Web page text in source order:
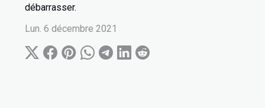
débarrasser.
Lun. 6 décembre 2021